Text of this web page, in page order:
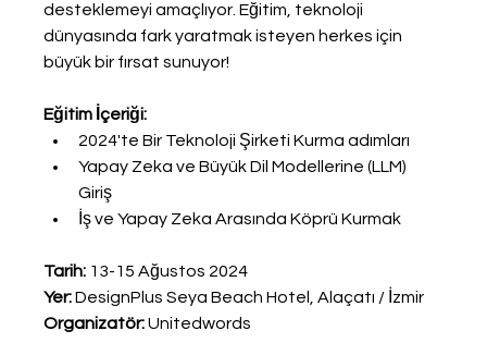
desteklemeyi amaçlıyor. Eğitim, teknoloji
dünyasında fark yaratmak isteyen herkes için
büyük bir fırsat sunuyor!
Eğitim İçeriği:
2024'te Bir Teknoloji Şirketi Kurma adımları
Yapay Zeka ve Büyük Dil Modellerine (LLM)
Giriş
İş ve Yapay Zeka Arasında Köprü Kurmak
Tarih: 13-15 Ağustos 2024
Yer: DesignPlus Seya Beach Hotel, Alaçatı / İzmir
Organizatör: Unitedwords